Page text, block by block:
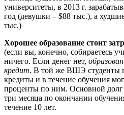
университеты, в 2013 г.
год (девушки – $88 тыс.), а
тыс.)
Хорошее образование стоит
(если вы, конечно, собираетесь
ничего. Если денег нет,
кредит. В той же ВШЭ студенты
кредиты и в течение обучения
проценты по ним. Основной долг
три месяца по окончании
течение 10 лет.